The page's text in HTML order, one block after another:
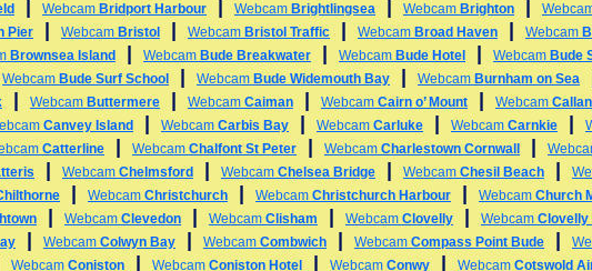
Webcam Bridport Harbour Webcam Brightlingsea Webcam Brighton
Pier Webcam Bristol Webcam Bristol Traffic Webcam Broad Haven Webcam
Brownsea Island Webcam Bude Breakwater Webcam Bude Hotel Webcam Bude
Webcam Bude Surf School Webcam Bude Widemouth Bay Webcam Burnham on Sea
Webcam Buttermere Webcam Caiman Webcam Cairn o’ Mount Webcam
Canvey Island Webcam Carbis Bay Webcam Carluke Webcam Carnkie
Catterline Webcam Chalfont St Peter Webcam Charlestown Cornwall
Webcam Chelmsford Webcam Chelsea Bridge Webcam Chesil Beach
Webcam Christchurch Webcam Christchurch Harbour Webcam Church
Webcam Clevedon Webcam Clisham Webcam Clovelly Webcam Clovelly
Webcam Colwyn Bay Webcam Combwich Webcam Compass Point Bude
Webcam Coniston Webcam Coniston Hotel Webcam Conwy Webcam Cotswold